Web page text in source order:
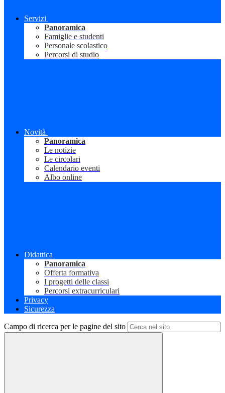
Servizi
Panoramica
Famiglie e studenti
Personale scolastico
Percorsi di studio
Novità
Panoramica
Le notizie
Le circolari
Calendario eventi
Albo online
Didattica
Panoramica
Offerta formativa
I progetti delle classi
Percorsi extracurriculari
Privacy
Sicurezza
Campo di ricerca per le pagine del sito